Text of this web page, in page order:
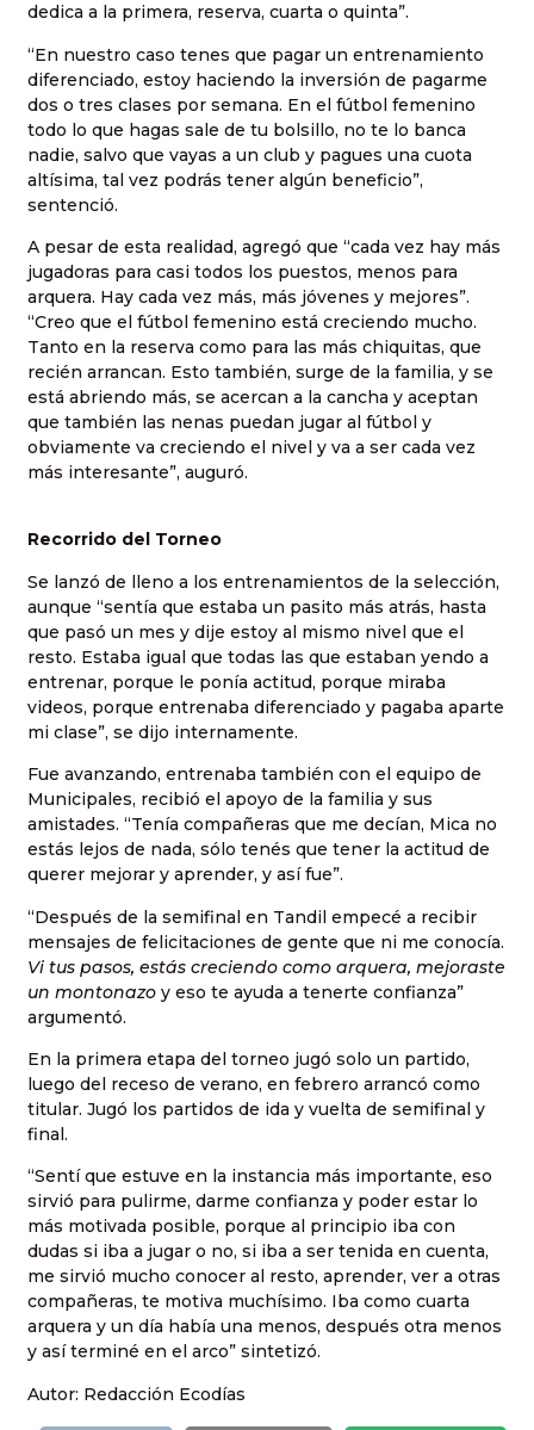
dedica a la primera, reserva, cuarta o quinta”.
“En nuestro caso tenes que pagar un entrenamiento
diferenciado, estoy haciendo la inversión de pagarme
dos o tres clases por semana. En el fútbol femenino
todo lo que hagas sale de tu bolsillo, no te lo banca
nadie, salvo que vayas a un club y pagues una cuota
altísima, tal vez podrás tener algún beneficio”,
sentenció.
A pesar de esta realidad, agregó que “cada vez hay más
jugadoras para casi todos los puestos, menos para
arquera. Hay cada vez más, más jóvenes y mejores”.
“Creo que el fútbol femenino está creciendo mucho.
Tanto en la reserva como para las más chiquitas, que
recién arrancan. Esto también, surge de la familia, y se
está abriendo más, se acercan a la cancha y aceptan
que también las nenas puedan jugar al fútbol y
obviamente va creciendo el nivel y va a ser cada vez
más interesante”, auguró.
Recorrido del Torneo
Se lanzó de lleno a los entrenamientos de la selección,
aunque “sentía que estaba un pasito más atrás, hasta
que pasó un mes y dije estoy al mismo nivel que el
resto. Estaba igual que todas las que estaban yendo a
entrenar, porque le ponía actitud, porque miraba
videos, porque entrenaba diferenciado y pagaba aparte
mi clase”, se dijo internamente.
Fue avanzando, entrenaba también con el equipo de
Municipales, recibió el apoyo de la familia y sus
amistades. “Tenía compañeras que me decían, Mica no
estás lejos de nada, sólo tenés que tener la actitud de
querer mejorar y aprender, y así fue”.
“Después de la semifinal en Tandil empecé a recibir
mensajes de felicitaciones de gente que ni me conocía.
Vi tus pasos, estás creciendo como arquera, mejoraste
un montonazo y eso te ayuda a tenerte confianza”
argumentó.
En la primera etapa del torneo jugó solo un partido,
luego del receso de verano, en febrero arrancó como
titular. Jugó los partidos de ida y vuelta de semifinal y
final.
“Sentí que estuve en la instancia más importante, eso
sirvió para pulirme, darme confianza y poder estar lo
más motivada posible, porque al principio iba con
dudas si iba a jugar o no, si iba a ser tenida en cuenta,
me sirvió mucho conocer al resto, aprender, ver a otras
compañeras, te motiva muchísimo. Iba como cuarta
arquera y un día había una menos, después otra menos
y así terminé en el arco” sintetizó.
Autor: Redacción Ecodías